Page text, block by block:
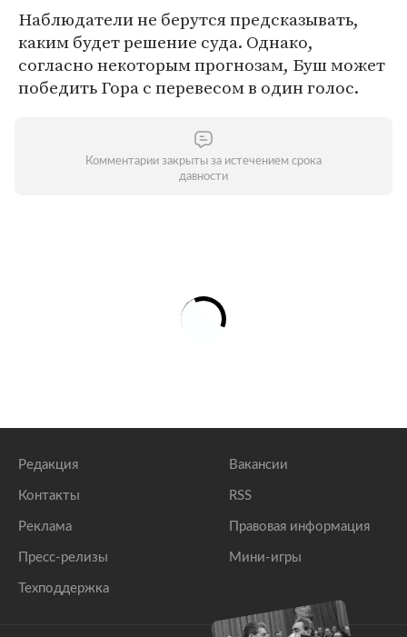
Наблюдатели не берутся предсказывать,
каким будет решение суда. Однако,
согласно некоторым прогнозам, Буш может
победить Гора с перевесом в один голос.
Комментарии закрыты за истечением срока
давности
Редакция
Контакты
Реклама
Пресс-релизы
Техподдержка
Вакансии
RSS
Правовая информация
Мини-игры